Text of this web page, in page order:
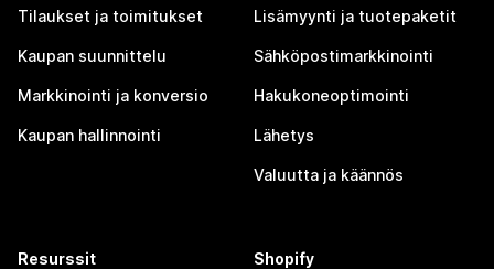
Tilaukset ja toimitukset
Kaupan suunnittelu
Markkinointi ja konversio
Kaupan hallinnointi
Lisämyynti ja tuotepaketit
Sähköpostimarkkinointi
Hakukoneoptimointi
Lähetys
Valuutta ja käännös
Resurssit Shopify